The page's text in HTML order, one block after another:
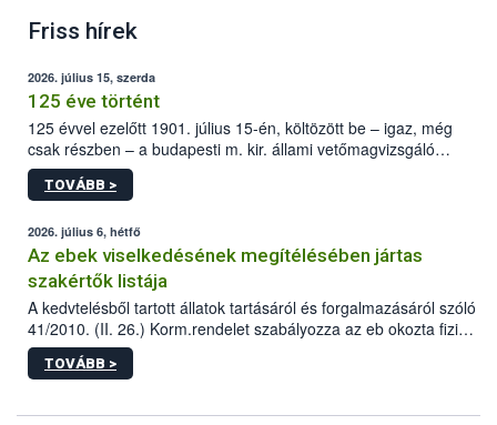
Friss hírek
2026. július 15, szerda
125 éve történt
125 évvel ezelőtt 1901. július 15-én, költözött be – igaz, még
csak részben – a budapesti m. kir. állami vetőmagvizsgáló
állomás a Kis Rókus utca 15. szám alatti, Czigler Győző által
tervezett új épületébe.
TOVÁBB >
2026. július 6, hétfő
Az ebek viselkedésének megítélésében jártas
szakértők listája
A kedvtelésből tartott állatok tartásáról és forgalmazásáról szóló
41/2010. (II. 26.) Korm.rendelet szabályozza az eb okozta fizikai
sérülés, illetve ennek veszélye keletkezésekor felmerülő
hatósági feladatokat, valamint a veszélyes eb tartását és annak
vonni az ebek viselkedésének megítélésében jártas szakértőt.
TOVÁBB >